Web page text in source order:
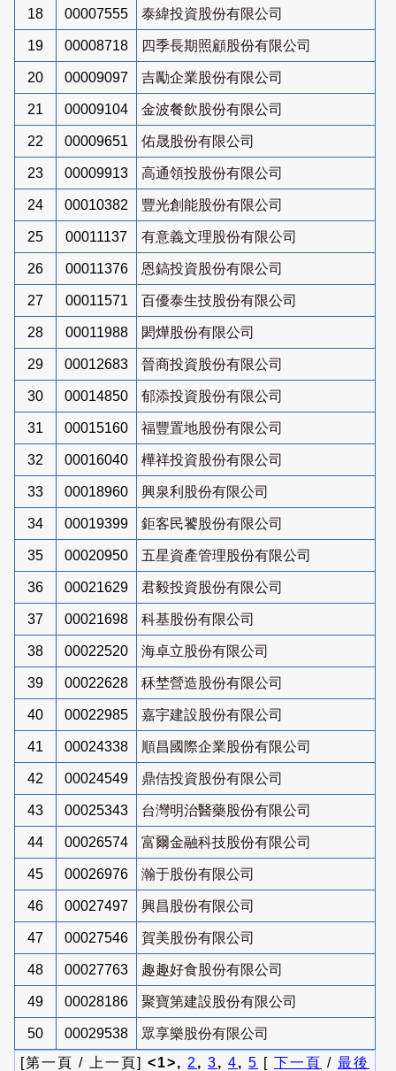
18 00007555 泰緯投資股份有限公司
19 00008718 四季長期照顧股份有限公司
20 00009097 吉勵企業股份有限公司
21 00009104 金波餐飲股份有限公司
22 00009651 佑晟股份有限公司
23 00009913 高通領投股份有限公司
24 00010382 豐光創能股份有限公司
25 00011137 有意義文理股份有限公司
26 00011376 恩鎬投資股份有限公司
27 00011571 百優泰生技股份有限公司
28 00011988 閎燁股份有限公司
29 00012683 晉商投資股份有限公司
30 00014850 郁添投資股份有限公司
31 00015160 福豐置地股份有限公司
32 00016040 樺祥投資股份有限公司
33 00018960 興泉利股份有限公司
34 00019399 鉅客民饕股份有限公司
35 00020950 五星資產管理股份有限公司
36 00021629 君毅投資股份有限公司
37 00021698 科基股份有限公司
38 00022520 海卓立股份有限公司
39 00022628 秝埜營造股份有限公司
40 00022985 嘉宇建設股份有限公司
41 00024338 順昌國際企業股份有限公司
42 00024549 鼎佶投資股份有限公司
43 00025343 台灣明治醫藥股份有限公司
44 00026574 富爾金融科技股份有限公司
45 00026976 瀚于股份有限公司
46 00027497 興昌股份有限公司
47 00027546 賀美股份有限公司
48 00027763 趣趣好食股份有限公司
49 00028186 聚寶第建設股份有限公司
50 00029538
眾享樂股份有限公司
[第一頁 / 上一頁] <1>, 2 , 3, 4, 5 [ 下一頁 / 最後